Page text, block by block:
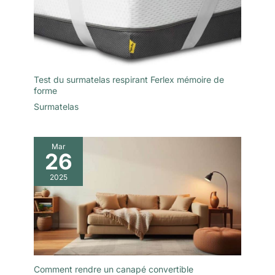
offrons également
une garantie
commerciale de 2
ans sur nos
surmatelas, ainsi
qu’un service après-
vous garantir une
expérience optimale.
maintien sécurisé sur
votre matelas, vous
offrant une
expérience de
sommeil
pour redonner de la
le confort de votre
de vie. AVANTAGES :
Ce surmatelas a été
spécialement pensé
pour soulager les
points de pression
comme les épaules,
les hanches et les
articulations, afin de
Test du surmatelas respirant Ferlex mémoire de
forme
Surmatelas
Mar
26
2025
Comment rendre un canapé convertible